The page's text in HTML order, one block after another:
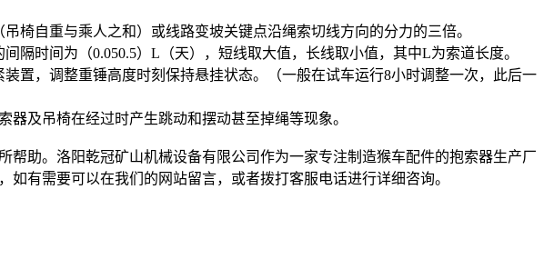
自重与乘人之和）或线路变坡关键点沿绳索切线方向的分力的三倍。
时间为（0.050.5）L（天），短线取大值，长线取小值，其中L为索道长度。
，调整重锤高度时刻保持悬挂状态。（一般在试车运行8小时调整一次，此后一
及吊椅在经过时产生跳动和摆动甚至掉绳等现象。
助。洛阳乾冠矿山机械设备有限公司作为一家专注制造猴车配件的抱索器生产厂
有需要可以在我们的网站留言，或者拨打客服电话进行详细咨询。